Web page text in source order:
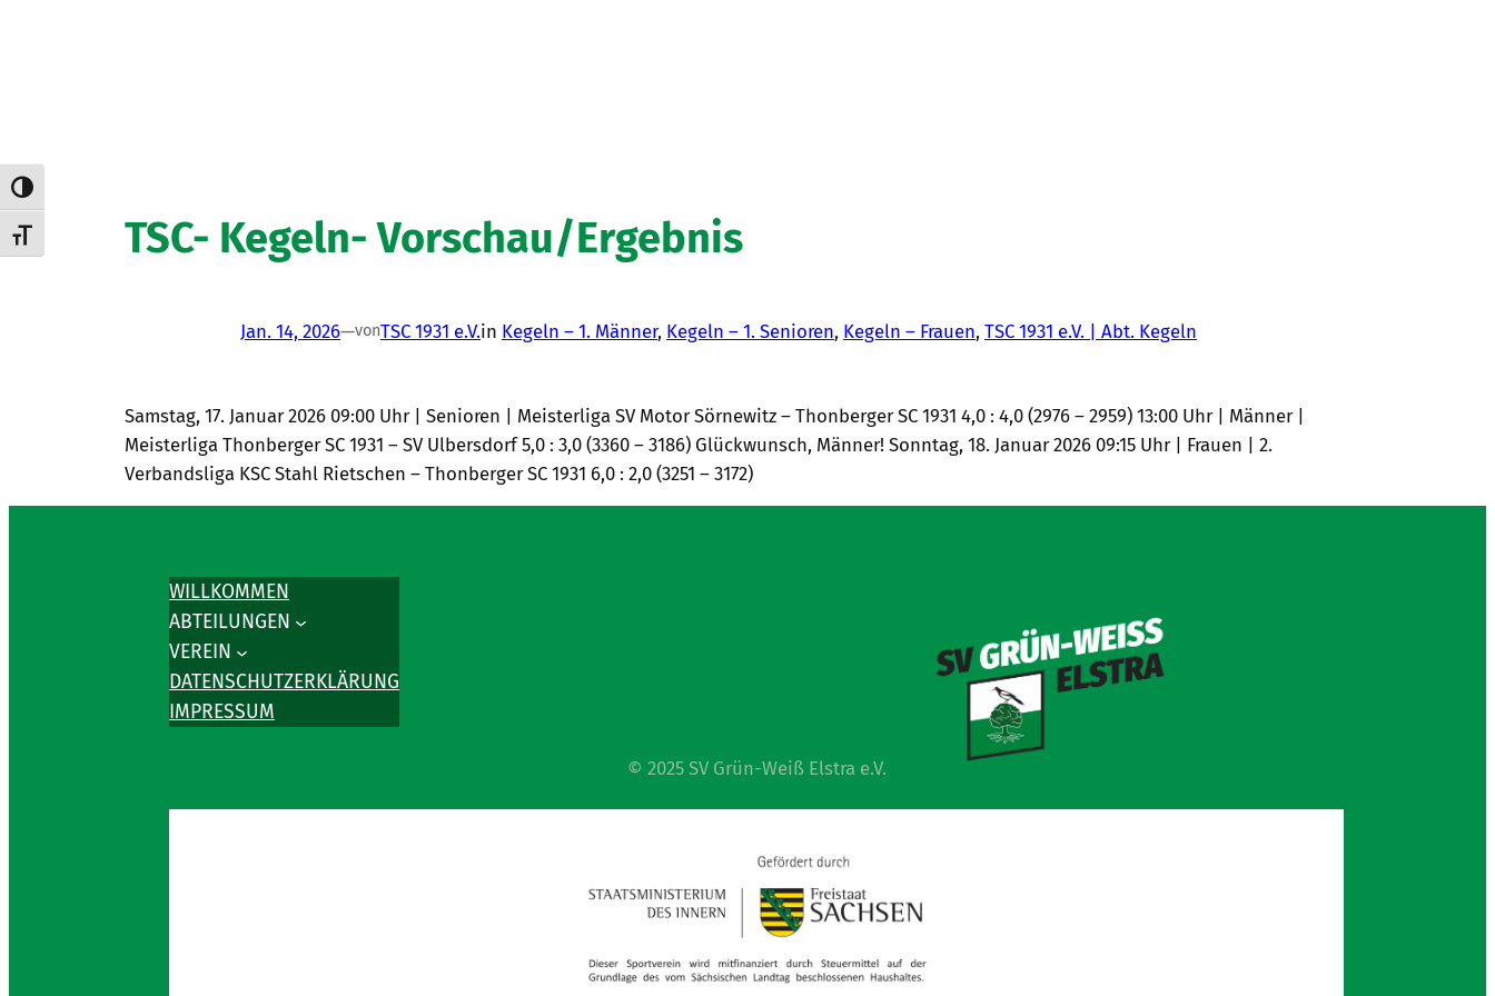
Umschalten auf hohe Kontraste
Schrift vergrößernTSC- Kegeln- Vorschau/Ergebnis
Jan. 14, 2026—vonTSC 1931 e.V.in Kegeln – 1. Männer, Kegeln – 1. Senioren, Kegeln – Frauen, TSC 1931 e.V. | Abt. Kegeln
Samstag, 17. Januar 2026 09:00 Uhr | Senioren | Meisterliga SV Motor Sörnewitz – Thonberger SC 1931 4,0 : 4,0 (2976 – 2959) 13:00 Uhr | Männer |
Meisterliga Thonberger SC 1931 – SV Ulbersdorf 5,0 : 3,0 (3360 – 3186) Glückwunsch, Männer! Sonntag, 18. Januar 2026 09:15 Uhr | Frauen | 2.
Verbandsliga KSC Stahl Rietschen – Thonberger SC 1931 6,0 : 2,0 (3251 – 3172)
WILLKOMMEN
ABTEILUNGEN
VEREIN
DATENSCHUTZERKLÄRUNG
IMPRESSUM
© 2025 SV Grün-Weiß Elstra e.V.